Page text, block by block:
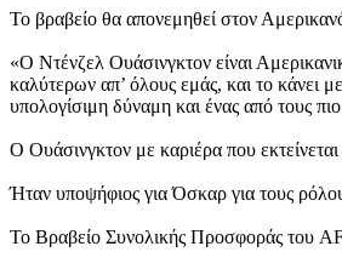
Το βραβείο θα απονεμηθεί στον
«Ο Ντένζελ Ουάσινγκτον είναι
καλύτερων απ’ όλους εμάς, και το κάνει
υπολογίσιμη δύναμη και ένας από τους
Ο Ουάσινγκτον με καριέρα που
Ήταν υποψήφιος για Όσκαρ για τους
Το Βραβείο Συνολικής Προσφοράς του